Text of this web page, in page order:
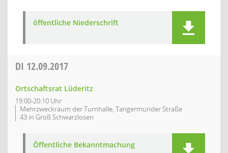
öffentliche Niederschrift
DI 12.09.2017
Ortschaftsrat Lüderitz
19:00-20:10 Uhr
Mehrzweckraum der Turnhalle, Tangermünder Straße
43 in Groß Schwarzlosen
Öffentliche Bekanntmachung